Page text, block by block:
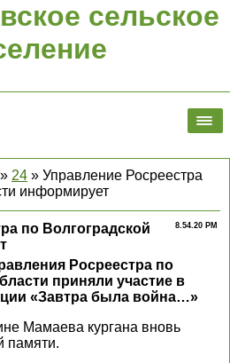
сельское
» 24 » Управление Росреестра
информирует
8.54.20 PM
по Волгоградской
Росреестра по
приняли участие в
«Завтра была война…»
Мамаева кургана вновь
памяти.